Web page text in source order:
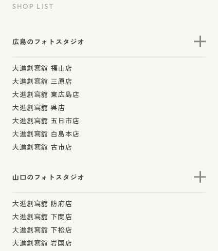
SHOP LIST
広島のフォトスタジオ
大進創寫舘 福山店
大進創寫舘 三原店
大進創寫舘 東広島店
大進創寫舘 呉店
大進創寫舘 五日市店
大進創寫舘 白島本店
大進創寫舘 古市店
山口のフォトスタジオ
大進創寫舘 防府店
大進創寫舘 下関店
大進創寫舘 下松店
大進創寫舘 岩国店